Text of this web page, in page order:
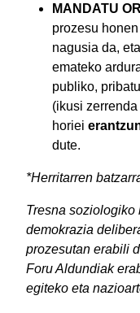
MANDATU
prozesu
nagusia da,
emateko
publiko,
(ikusi
horiei
dute.
*Herritarren
Tresna soziologiko
demokrazia
prozesutan erabili
Foru Aldundiak
egiteko eta